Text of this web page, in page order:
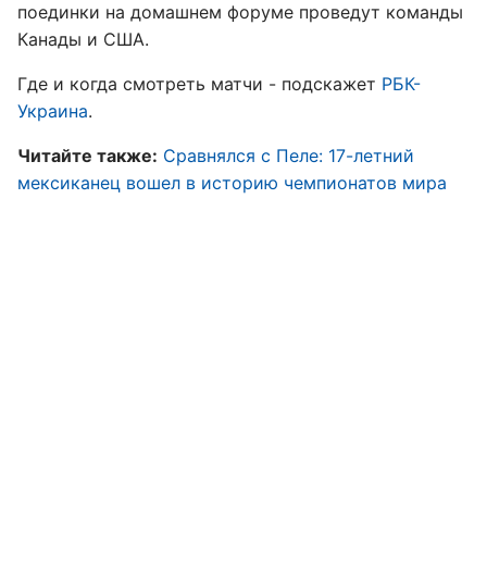
поединки на домашнем форуме проведут команды
Канады и США.
Где и когда смотреть матчи - подскажет РБК-
Украина.
Читайте также: Сравнялся с Пеле: 17-летний
мексиканец вошел в историю чемпионатов мира